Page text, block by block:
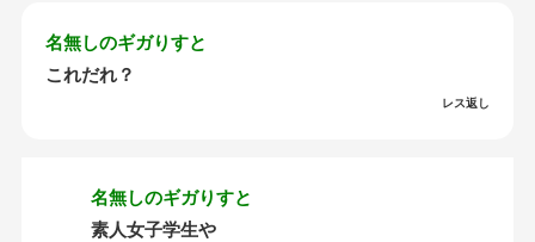
名無しのギガりすと
これだれ？
レス返し
名無しのギガりすと
素人女子学生や